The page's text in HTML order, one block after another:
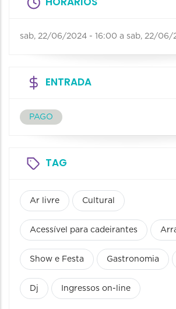
sab, 22/06/2024 - 16:00 a sab, 22/06/
ENTRADA
PAGO
TAG
Ar livre Cultural
Acessível para cadeirantes
Show e Festa Gastronomia
Dj Ingressos on-line